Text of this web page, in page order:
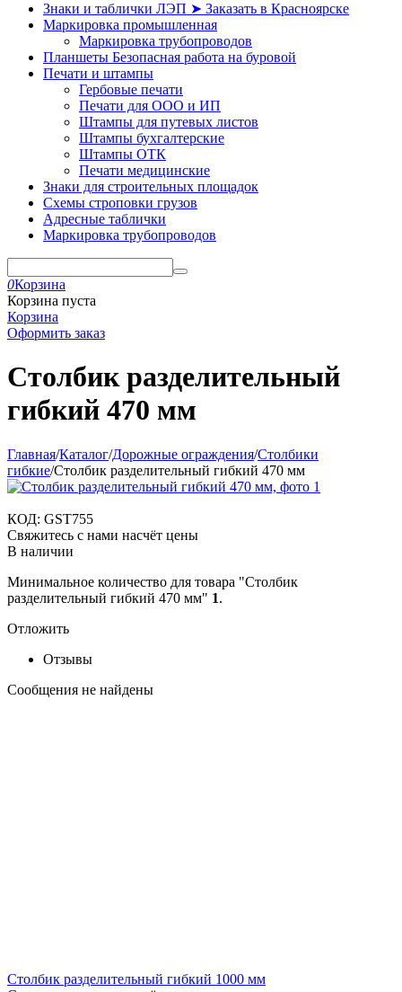
Знаки и таблички ЛЭП ➤ Заказать в Красноярске
Маркировка промышленная
Маркировка трубопроводов
Планшеты Безопасная работа на буровой
Печати и штампы
Гербовые печати
Печати для ООО и ИП
Штампы для путевых листов
Штампы бухгалтерские
Штампы ОТК
Печати медицинские
Знаки для строительных площадок
Схемы строповки грузов
Адресные таблички
Маркировка трубопроводов
0Корзина
Корзина пуста
Корзина
Оформить заказ
Столбик разделительный
гибкий 470 мм
Главная/Каталог/Дорожные ограждения/Столбики
гибкие/Столбик разделительный гибкий 470 мм
КОД: GST755
Свяжитесь с нами насчёт цены
В наличии
Минимальное количество для товара "Столбик
разделительный гибкий 470 мм" 1.
Отложить
Отзывы
Сообщения не найдены
Столбик разделительный гибкий 1000 мм